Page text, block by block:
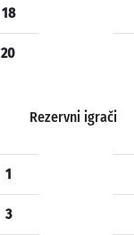
18
20
Rezervni igrači
1
3